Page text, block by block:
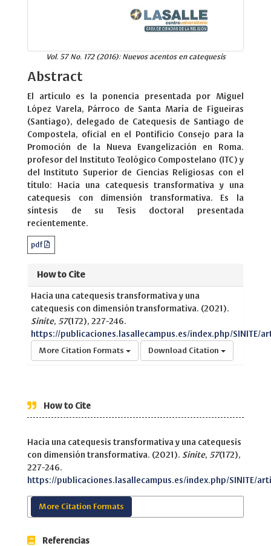
Vol. 57 No. 172 (2016): Nuevos acentos en catequesis
Abstract
El artículo es la ponencia presentada por Miguel
López Varela, Párroco de Santa María de Figueiras
(Santiago), delegado de Catequesis de Santiago de
Compostela, oficial en el Pontificio Consejo para la
Promoción de la Nueva Evangelización en Roma.
profesor del Instituto Teológico Compostelano (ITC) y
del Instituto Superior de Ciencias Religiosas con el
título: Hacia una catequesis transformativa y una
catequesis con dimensión transformativa. Es la
síntesis de su Tesis doctoral presentada
recientemente.
pdf
How to Cite
Hacia una catequesis transformativa y una
catequesis con dimensión transformativa. (2021).
Sinite, 57(172), 227-246.
https://publicaciones.lasallecampus.es/index.php/SINITE/
More Citation Formats Download Citation
How to Cite
Hacia una catequesis transformativa y una catequesis
con dimensión transformativa. (2021). Sinite, 57(172),
227-246.
https://publicaciones.lasallecampus.es/index.php/SINITE/
More Citation Formats
Referencias